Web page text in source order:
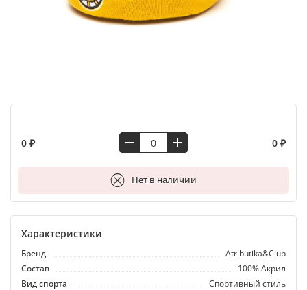
0 ₽ 0 ₽
Нет в наличии
В корзину
Характеристики
Бренд
Atributika&Club
Состав
100% Акрил
Вид спорта
Спортивный стиль